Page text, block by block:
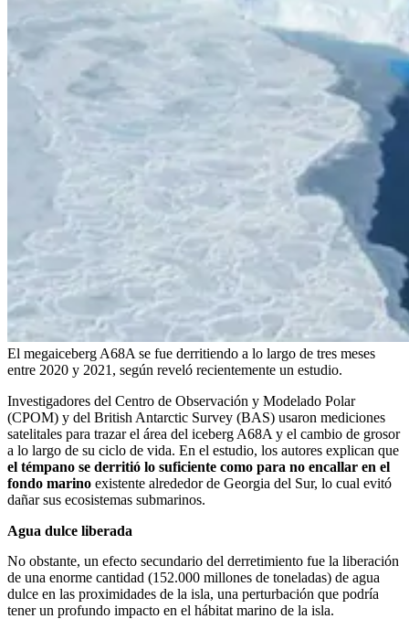
El megaiceberg A68A se fue derritiendo a lo largo de tres meses
entre 2020 y 2021, según reveló recientemente un estudio.
Investigadores del Centro de Observación y Modelado Polar
(CPOM) y del British Antarctic Survey (BAS) usaron mediciones
satelitales para trazar el área del iceberg A68A y el cambio de grosor
a lo largo de su ciclo de vida. En el estudio, los autores explican que
el témpano se derritió lo suficiente como para no encallar en el
fondo marino existente alrededor de Georgia del Sur, lo cual evitó
dañar sus ecosistemas submarinos.
Agua dulce liberada
No obstante, un efecto secundario del derretimiento fue la liberación
de una enorme cantidad (152.000 millones de toneladas) de agua
dulce en las proximidades de la isla, una perturbación que podría
tener un profundo impacto en el hábitat marino de la isla.